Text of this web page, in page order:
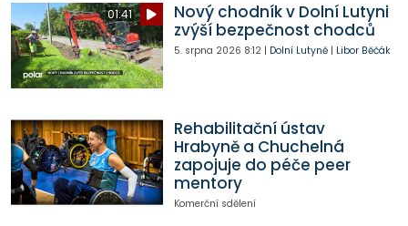
01:41
Nový chodník v Dolní Lutyni
zvýší bezpečnost chodců
5. srpna 2026 8:12| Dolní Lutyně| Libor Běčák
Rehabilitační ústav
Hrabyně a Chuchelná
zapojuje do péče peer
mentory
Komerční sdělení